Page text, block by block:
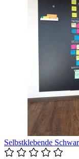
Selbstklebende